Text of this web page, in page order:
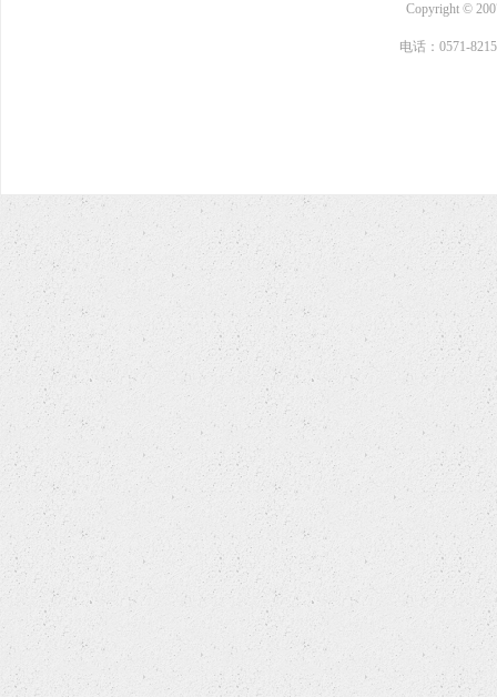
Copyright ©
电话：0571-